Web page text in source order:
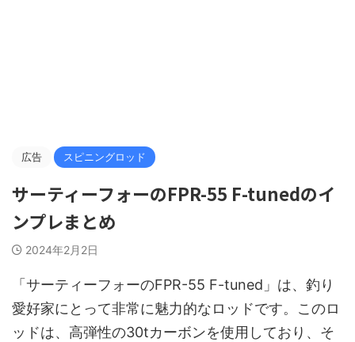
広告 スピニングロッド
サーティーフォーのFPR-55 F-tunedのイ
ンプレまとめ
2024年2月2日
「サーティーフォーのFPR-55 F-tuned」は、釣り
愛好家にとって非常に魅力的なロッドです。このロ
ッドは、高弾性の30tカーボンを使用しており、そ